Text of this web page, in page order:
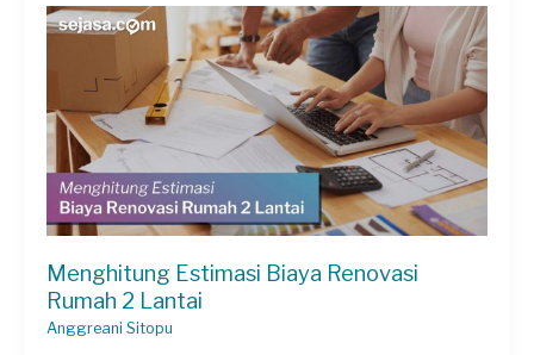
Kamar
Mandi:
Mungil,
Isinya
Lengkap!
Menghitung Estimasi Biaya Renovasi
Rumah 2 Lantai
Anggreani Sitopu